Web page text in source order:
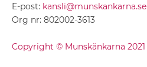
E-post: kansli@munskankarna.se
Org nr: 802002-3613
Copyright © Munskänkarna 2021